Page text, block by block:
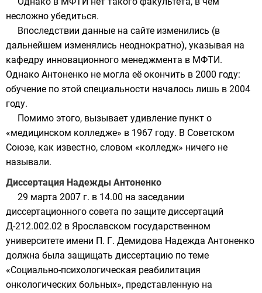
несложно убедиться.
Впоследствии данные на сайте изменились (в
дальнейшем изменялись неоднократно), указывая на
кафедру инновационного менеджмента в МФТИ.
Однако Антоненко не могла её окончить в 2000 году:
обучение по этой специальности началось лишь в 2004
году.
Помимо этого, вызывает удивление пункт о
«медицинском колледже» в 1967 году. В Советском
Союзе, как известно, словом «колледж» ничего не
называли.
Диссертация Надежды Антоненко
29 марта 2007 г. в 14.00 на заседании
диссертационного совета по защите диссертаций
Д-212.002.02 в Ярославском государственном
университете имени П. Г. Демидова Надежда Антоненко
должна была защищать диссертацию по теме
«Социально-психологическая реабилитация
онкологических больных», представленную на